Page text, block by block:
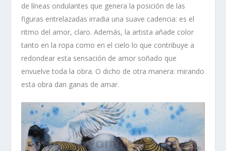
de líneas ondulantes que genera la posición de las
figuras entrelazadas irradia una suave cadencia: es el
ritmo del amor, claro. Además, la artista añade color
tanto en la ropa como en el cielo lo que contribuye a
redondear esta sensación de amor soñado que
envuelve toda la obra. O dicho de otra manera: mirando
esta obra dan ganas de amar.